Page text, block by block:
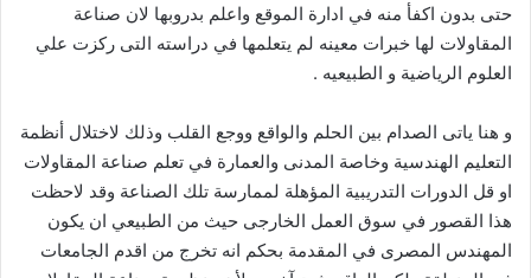
حتى بدون اكفأ منه في ادارة الموقع واعلم بدروبها لان صناعة
المقاولات لها خبرات معينه لم يتعلمها في دراسته التى ركزت علي
العلوم الرياضية و الطبيعيه .
و هنا ياتى الصدام بين الحلم والواقع ووجع القلب وذلك لاختلال أنظمة
التعليم الهندسية وخاصة المدنى والعمارة في تعلم صناعة المقاولات
او قل الدورات التدريبية المؤهلة لممارسة تلك الصناعة وقد لاحظت
هذا القصور في سوق العمل الخارجى حيث من الطبيعي ان يكون
المهندس المصرى في المقدمة بحكم انه تخرج من اقدم الجامعات